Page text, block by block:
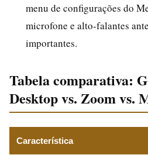
menu de configurações do
microfone e alto-falantes
importantes.
Tabela comparativa:
Desktop vs. Zoom vs.
Característica